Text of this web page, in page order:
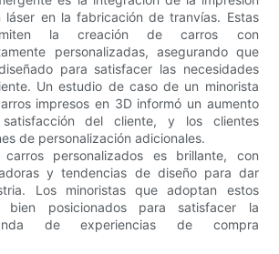
en la fabricación de tranvías. Estas
la creación de carros con
personalizadas, asegurando que
para satisfacer las necesidades
Un estudio de caso de un minorista
impresos en 3D informó un aumento
del cliente, y los clientes
de personalización adicionales.
personalizados es brillante, con
y tendencias de diseño para dar
Los minoristas que adoptan estos
bien posicionados para satisfacer la
de experiencias de compra